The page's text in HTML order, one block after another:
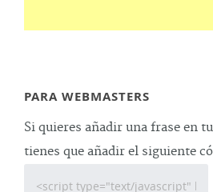
PARA WEBMASTERS
Si quieres añadir una frase en
tienes que añadir el siguiente